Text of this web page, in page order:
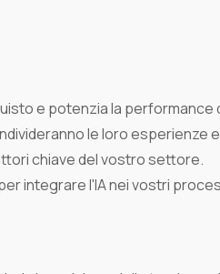
e potenzia la performance
le loro esperienze
chiave del vostro settore.
integrare l'IA nei vostri